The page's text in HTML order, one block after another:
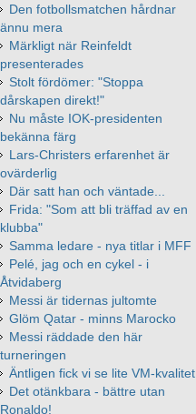
Den fotbollsmatchen hårdnar
ännu mera
Märkligt när Reinfeldt
presenterades
Stolt fördömer: "Stoppa
dårskapen direkt!"
Nu måste IOK-presidenten
bekänna färg
Lars-Christers erfarenhet är
ovärderlig
Där satt han och väntade...
Frida: "Som att bli träffad av en
klubba"
Samma ledare - nya titlar i MFF
Pelé, jag och en cykel - i
Åtvidaberg
Messi är tidernas jultomte
Glöm Qatar - minns Marocko
Messi räddade den här
turneringen
Äntligen fick vi se lite VM-kvalitet
Det otänkbara - bättre utan
Ronaldo!